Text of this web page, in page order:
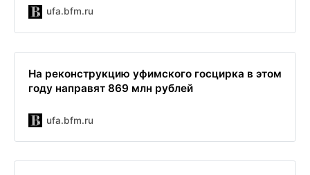
ufa.bfm.ru
На реконструкцию уфимского госцирка в этом
году направят 869 млн рублей
ufa.bfm.ru